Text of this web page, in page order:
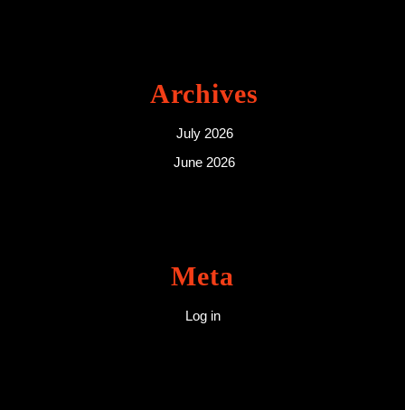
Archives
July 2026
June 2026
Meta
Log in